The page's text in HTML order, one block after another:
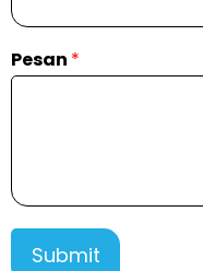
Pesan *
Submit